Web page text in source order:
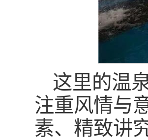
这里的温
注重风情与
素、精致讲